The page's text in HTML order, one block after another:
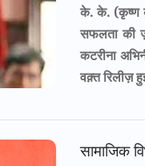
के. के. (कृष्ण
सफलता की
कटरीना
वक़्त रिलीज़
सामाजिक